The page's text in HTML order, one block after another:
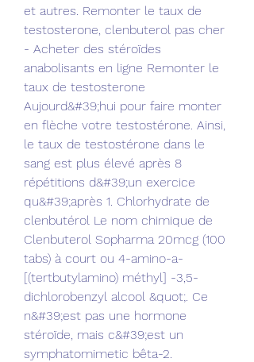
et autres. Remonter le taux de
testosterone, clenbuterol pas cher
- Acheter des stéroïdes
anabolisants en ligne Remonter le
taux de testosterone
Aujourd&#39;hui pour faire monter
en flèche votre testostérone. Ainsi,
le taux de testostérone dans le
sang est plus élevé après 8
répétitions d&#39;un exercice
qu&#39;après 1. Chlorhydrate de
clenbutérol Le nom chimique de
Clenbuterol Sopharma 20mcg (100
tabs) à court ou 4-amino-a-
[(tertbutylamino) méthyl] -3,5-
dichlorobenzyl alcool &quot;. Ce
n&#39;est pas une hormone
stéroïde, mais c&#39;est un
symphatomimetic bêta-2.